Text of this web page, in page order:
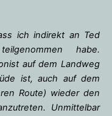
ich indirekt an Ted
habe.
auf dem Landweg
ist, auch auf dem
Route) wieder den
Unmittelbar